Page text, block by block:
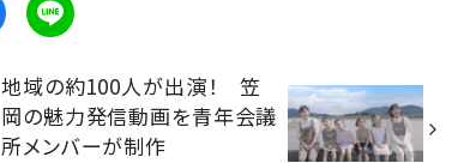
地域の約100人が出演！ 笠
岡の魅力発信動画を青年会議
所メンバーが制作